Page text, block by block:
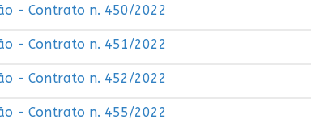
- Contrato n. 450/2022
- Contrato n. 451/2022
- Contrato n. 452/2022
- Contrato n. 455/2022